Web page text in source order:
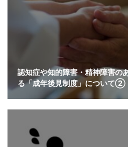
認知症や知的障害・精神障害の
る「成年後見制度」について②